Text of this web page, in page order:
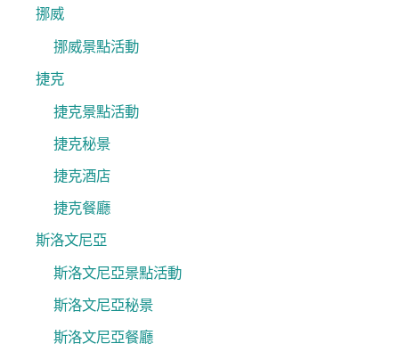
挪威
挪威景點活動
捷克
捷克景點活動
捷克秘景
捷克酒店
捷克餐廳
斯洛文尼亞
斯洛文尼亞景點活動
斯洛文尼亞秘景
斯洛文尼亞餐廳